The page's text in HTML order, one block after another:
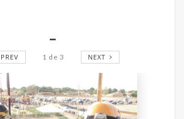
PREV 1 de 3 NEXT